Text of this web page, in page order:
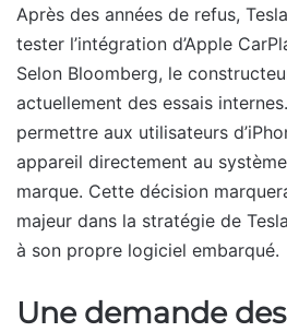
Après des années de refus,
tester l’intégration d’Apple
Selon Bloomberg, le
actuellement des essais
permettre aux utilisateurs
appareil directement au
marque. Cette décision
majeur dans la stratégie de
à son propre logiciel embarqué.
Une demande